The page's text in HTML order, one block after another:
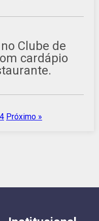
Clube de
cardápio
Próximo »